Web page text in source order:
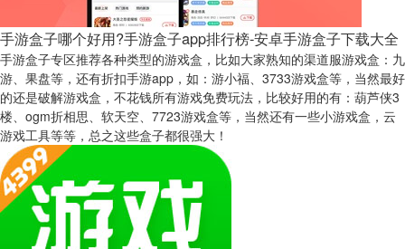
手游盒子哪个好用?手游盒子app排行榜-安卓手游盒子下载大全
手游盒子专区推荐各种类型的游戏盒，比如大家熟知的渠道服游戏盒：九
游、果盘等，还有折扣手游app，如：游小福、3733游戏盒等，当然最好
的还是破解游戏盒，不花钱所有游戏免费玩法，比较好用的有：葫芦侠3
楼、ogm折相思、软天空、7723游戏盒等，当然还有一些小游戏盒，云
游戏工具等等，总之这些盒子都很强大！